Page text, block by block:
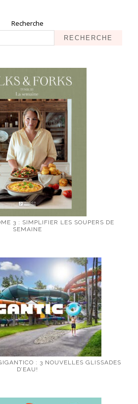
Recherche
RECHERCHE
3 : SIMPLIFIER LES SOUPERS DE
SEMAINE
: 3 NOUVELLES GLISSADES
D’EAU!